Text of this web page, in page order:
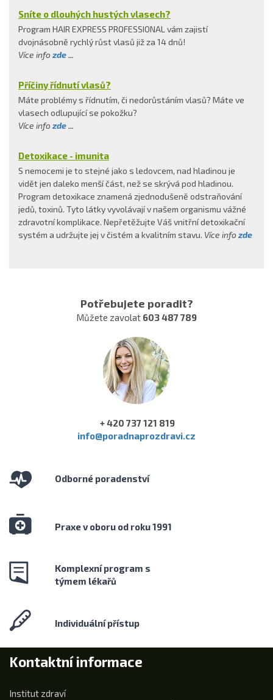
Sníte o dlouhých hustých vlasech?
Program HAIR EXPRESS PROFESSIONAL vám zajistí
dvojnásobně rychlý růst vlasů již za 14 dnů!
Více info zde...
Příčiny řídnutí vlasů?
Máte problémy s řídnutím, či nedorůstáním vlasů? Máte ve
vlasech odlupující se pokožku?
Více info zde...
Detoxikace - imunita
S nemocemi je to stejné jako s ledovcem, nad hladinou je
vidět jen daleko menší část, než se skrývá pod hladinou.
Program detoxikace znamená zjednodušeně odstraňování
jedů, toxinů. Tyto látky vyvolávají v našem organismu vážné
zdravotní komplikace. Nepřetěžujte Váš vnitřní detoxikační
systém a udržujte jej v čistém a kvalitním stavu. Více info zde
Potřebujete poradit?
Můžete zavolat 603 487 789
+ 420 737 121 819
info@poradnaprozdravi.cz
Odborné poradenství
Praxe v oboru od roku 1991
Komplexní program s
týmem lékařů
Individuální přístup
Kontaktní informace
Institut zdraví